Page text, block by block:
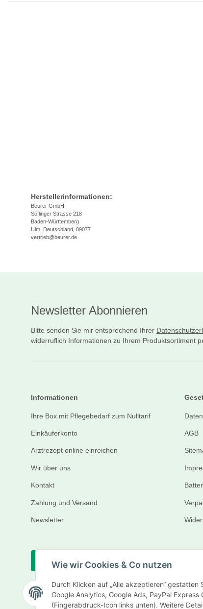
Wie wir Cookies & Co nutzen
Durch Klicken auf „Alle akzeptieren“
Google Analytics, Google Ads, PayPal
(Fingerabdruck-Icon links unten). Weitere
Herstellerinformationen:
Beurer GmbH
Söflinger Strasse 218
Baden-Württemberg
Ulm, Deutschland, 89077
vertrieb@beurer.de
Newsletter Abonnieren
Bitte senden Sie mir entsprechend Ihrer
widerruflich Informationen zu Ihrem Produktsortiment
Informationen
Ihre Box mit Pflegebedarf zum Nulltarif
Einkäuferkonto
Arztrezept online einreichen
Wir über uns
Kontakt
Zahlung und Versand
Newsletter
AGB
Vertrag widerrufen